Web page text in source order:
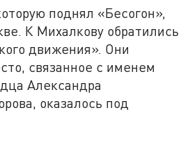
поднял «Бесогон»,
К Михалкову обратились
движения». Они
связанное с именем
Александра
оказалось под